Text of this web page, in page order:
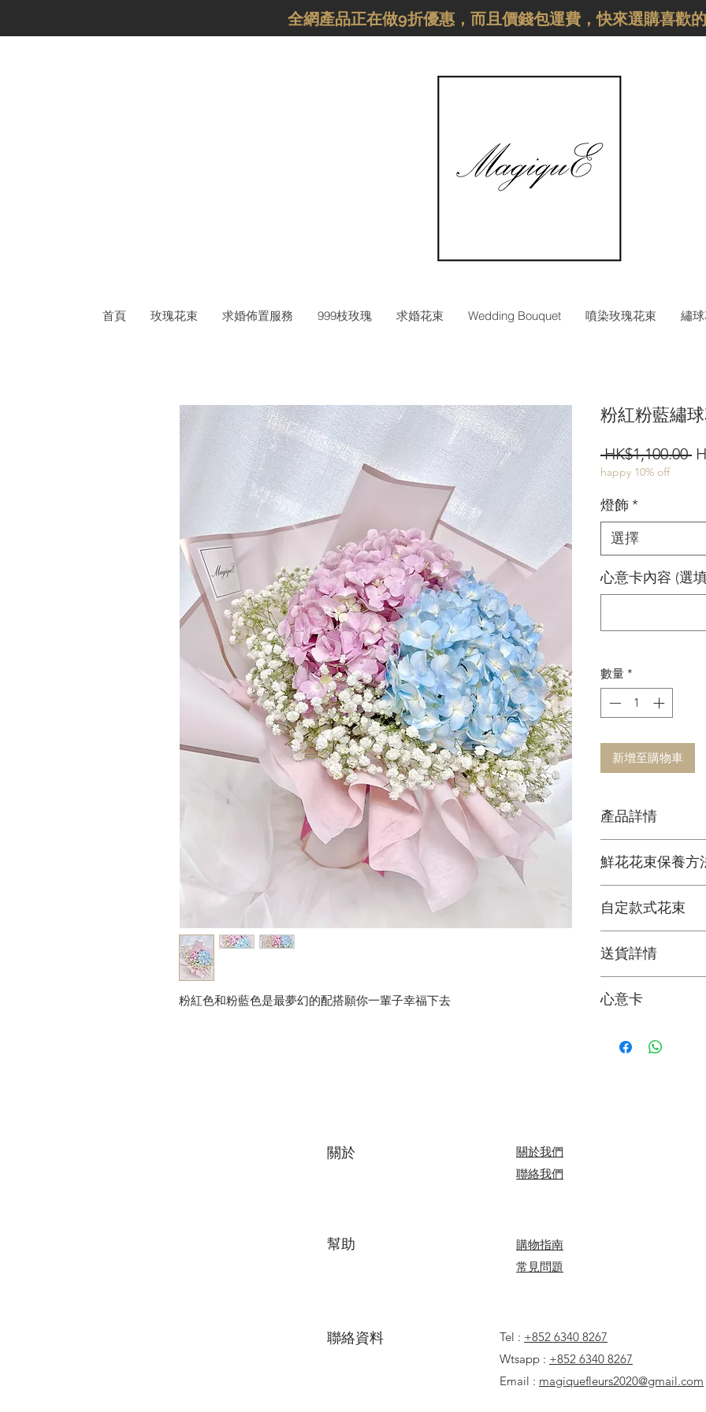
全網產品正在做9折優惠，而且價錢包運費，快來選購喜歡的
首頁 玫瑰花束 求婚佈置服務 999枝玫瑰 求婚花束 Wedding Bouquet 噴染玫瑰花束 繡
粉紅色和粉藍色是最夢幻的配搭願你一輩子幸福下去
粉紅粉藍繡
HK$1,100.00 一
格
happy 10% off
燈飾*
選擇
心意卡內容 (選
數量 *
新增至購物車
產品詳情
可擺放約一星期
鮮花花束保養方
2. 放在通風環境和陰
3. 避免陽光直接照
4. 盡快剔除任何已
5. 可於每次換水時
自定款式花束
＞詳情請聯絡我們
送貨詳情
料。
A. 9:00 - 13:00
心意卡
可於下訂單時寫下
關於
關於我們
​聯絡我們
幫助
​​購物指南
​常見問題
​​聯絡資料 Tel : +852 6340 8267
Wtsapp : +852 6340 8267
Email : magiquefleurs2020@gmail.com